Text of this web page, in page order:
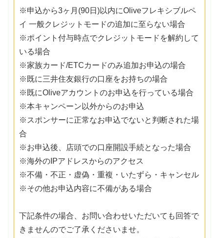
※申込から3ヶ月(90日)以内にOliveフレキシブルペ
イ 一般クレジットモードの追加に至らない場合
※ポイント付与時点でクレジットモードを解約して
いる場合
※家族カード/ETCカードのみ追加お申込の場合
※既に三井住友銀行の口座をお持ちの場合
※既にOliveアカウントのお申込を行っている場合
※本キャンペーン以外からのお申込
※スポンサーに正常なお申込でないと判断された場
合
※お申込後、店頭での口座開設手続となった場合
※海外のIPアドレスからのアクセス
※不備・不正・虚偽・重複・いたずら・キャンセル
※その他お申込内容に不備がある場合
下記条件の場合、お問い合わせいただいても回答で
きませんのでご了承くださいませ。